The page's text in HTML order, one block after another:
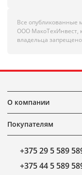
Все опубликованные
ООО МакоТехИнвест,
владельца
О компании
Покупателям
+375 29 5 589
+375 44 5 589